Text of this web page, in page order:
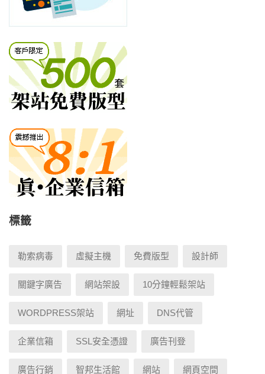
標籤
勒索病毒 虛擬主機 免費版型 設計師
關鍵字廣告 網站架設 10分鐘輕鬆架站
WORDPRESS架站 網址 DNS代管
企業信箱 SSL安全憑證 廣告刊登
廣告行銷 智邦生活館 網站 網頁空間